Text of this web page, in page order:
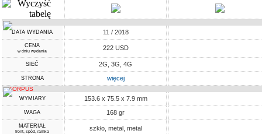
DATA WYDANIA 11 / 2018
CENA
w dniu wydania 222 USD
SIEĆ 2G, 3G, 4G
STRONA więcej
KORPUS
WYMIARY 153.6 x 75.5 x 7.9 mm
WAGA 168 gr
MATERIAŁ
front, spód, ramka szkło, metal, metal